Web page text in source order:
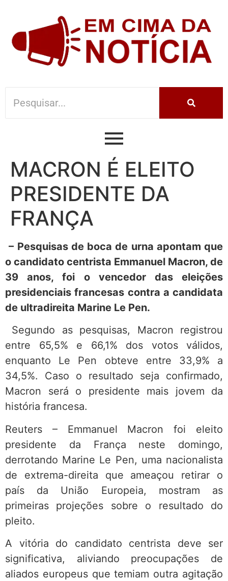
MACRON É ELEITO
PRESIDENTE DA
FRANÇA
– Pesquisas de boca de urna apontam que
o candidato centrista Emmanuel Macron, de
39 anos, foi o vencedor das eleições
presidenciais francesas contra a candidata
de ultradireita Marine Le Pen.
Segundo as pesquisas, Macron registrou
entre 65,5% e 66,1% dos votos válidos,
enquanto Le Pen obteve entre 33,9% a
34,5%. Caso o resultado seja confirmado,
Macron será o presidente mais jovem da
história francesa.
Reuters – Emmanuel Macron foi eleito
presidente da França neste domingo,
derrotando Marine Le Pen, uma nacionalista
de extrema-direita que ameaçou retirar o
país da União Europeia, mostram as
primeiras projeções sobre o resultado do
pleito.
A vitória do candidato centrista deve ser
significativa, aliviando preocupações de
aliados europeus que temiam outra agitação